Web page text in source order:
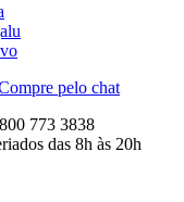
pelo chat
773 3838
das 8h às 20h